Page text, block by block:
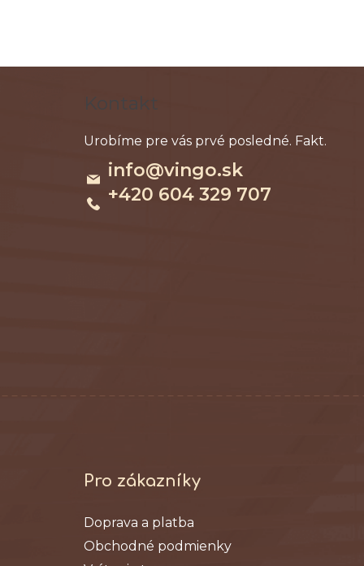
Kontakt
info@vingo.sk
+420 604 329 707
Pro zákazníky
Doprava a platba
Obchodné podmienky